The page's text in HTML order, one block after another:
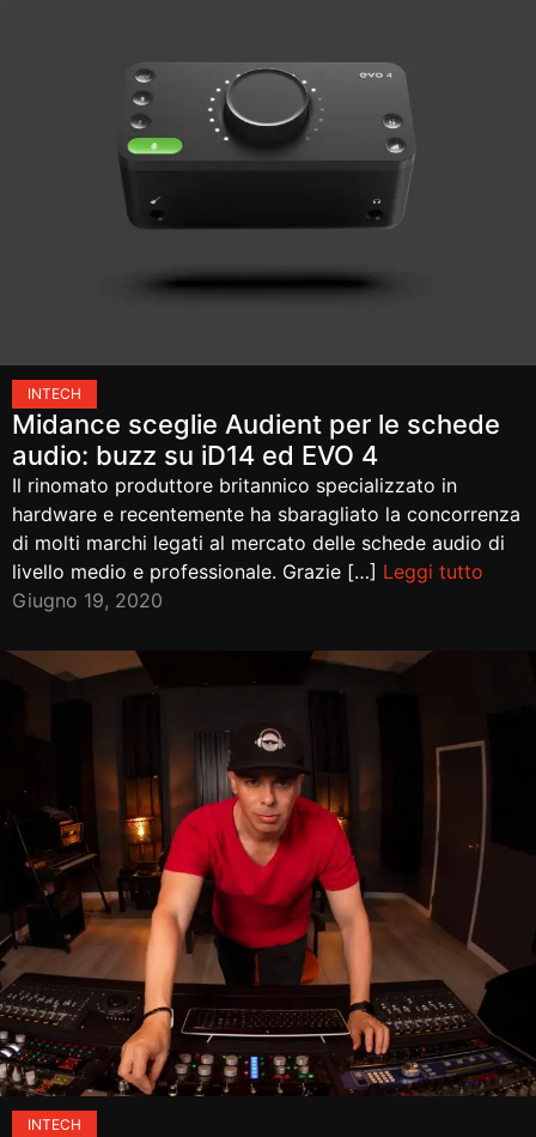
INTECH
Midance sceglie Audient per le schede
audio: buzz su iD14 ed EVO 4
Il rinomato produttore britannico specializzato in
hardware e recentemente ha sbaragliato la concorrenza
di molti marchi legati al mercato delle schede audio di
livello medio e professionale. Grazie […] Leggi tutto
Giugno 19, 2020
INTECH